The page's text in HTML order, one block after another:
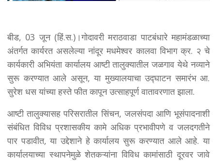
बीड, 03 जून (हिं.स.)।गोदावरी मराठवाडा पाटबंधारे महामंडळाच्या
अंतर्गत कार्यरत असलेल्या नांदूर मधमेश्वर कालवा विभाग क्र. २ चे
कार्यकारी अभियंता कार्यालय आष्टी तालुक्यातील जळगाव येथे नव्याने
सुरू करण्यात आले असून, या मुख्यालयाचा उद्घाटन समारंभ आ.
सुरेश धस यांच्या हस्ते फीत कापून उत्साहपूर्ण वातावरणात झाला.
आष्टी तालुक्यासह परिसरातील सिंचन, जलसंपदा आणि भूसंपादनाशी
संबंधित विविध प्रशासकीय कामे अधिक प्रभावीपणे व जलदगतीने
पार पडावीत, या उद्देशाने हे कार्यालय सुरू करण्यात आले आहे. या
कार्यालयाच्या स्थापनेमुळे शेतकऱ्यांना विविध कामांसाठी दूरवर जावे